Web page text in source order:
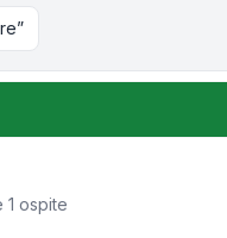
1 ospite